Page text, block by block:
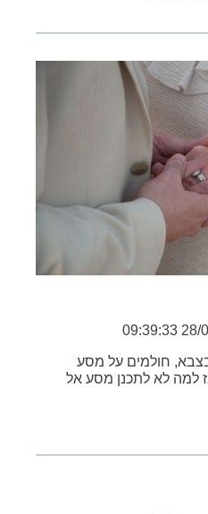
חולמים על מסע
למה לא לתכנן מסע אל